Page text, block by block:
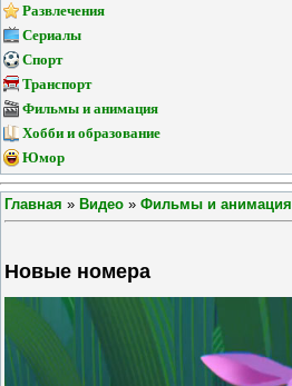
Развлечения
Сериалы
Спорт
Транспорт
Фильмы и анимация
Хобби и образование
Юмор
Главная » Видео » Фильмы и анимация
Новые номера